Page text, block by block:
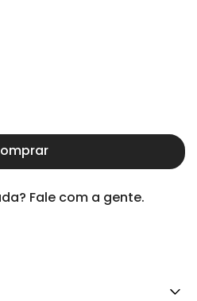
Fale com a gente.